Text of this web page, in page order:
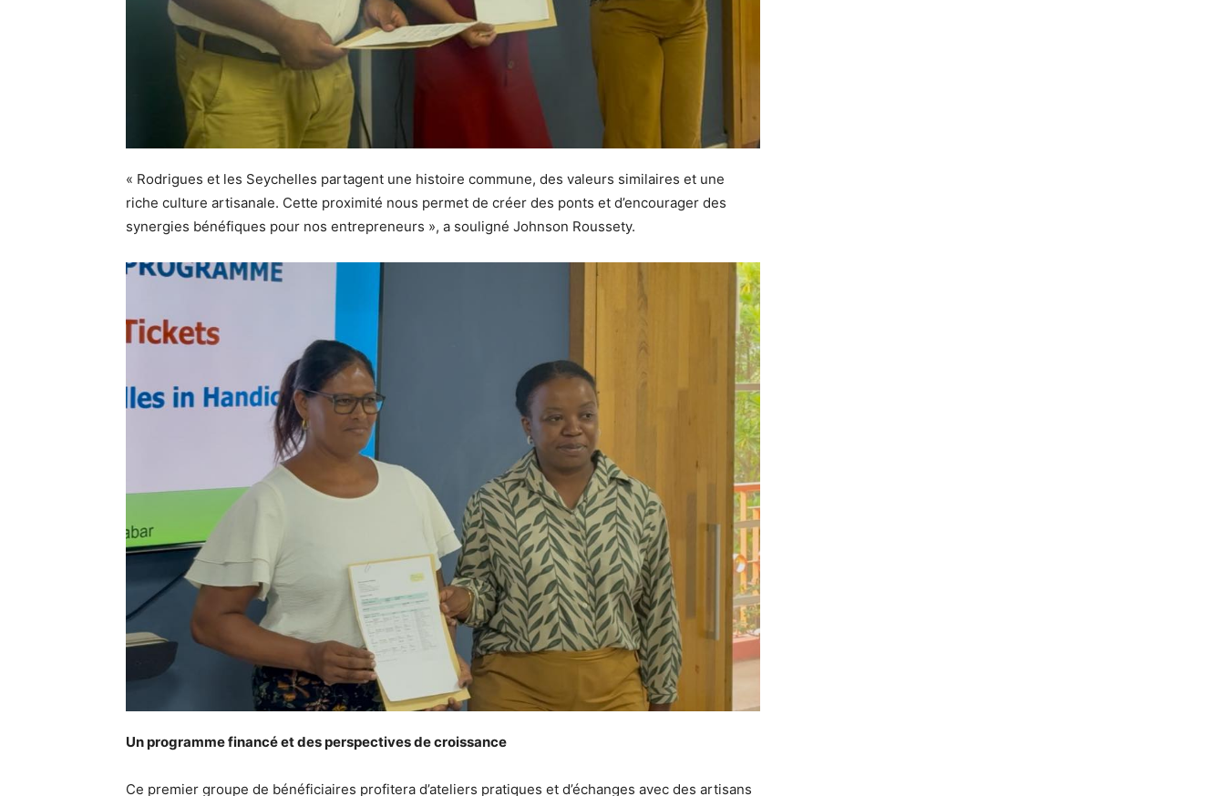
« Rodrigues et les Seychelles partagent une histoire commune, des valeurs similaires et une
riche culture artisanale. Cette proximité nous permet de créer des ponts et d’encourager des
synergies bénéfiques pour nos entrepreneurs », a souligné Johnson Roussety.
Un programme financé et des perspectives de croissance
Ce premier groupe de bénéficiaires profitera d’ateliers pratiques et d’échanges avec des artisans